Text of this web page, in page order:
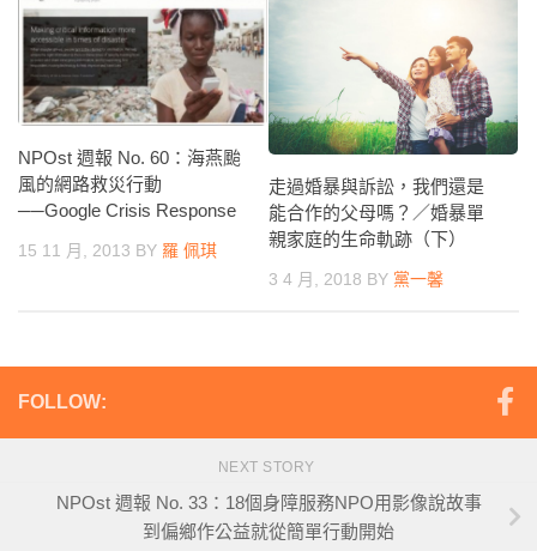
NPOst 週報 No. 60：海燕颱
風的網路救災行動
──Google Crisis Response
15 11 月, 2013 BY 羅 佩琪
走過婚暴與訴訟，我們還是
能合作的父母嗎？／婚暴單
親家庭的生命軌跡（下）
3 4 月, 2018 BY 黨一馨
FOLLOW:
NEXT STORY
NPOst 週報 No. 33：18個身障服務NPO用影像說故事
到偏鄉作公益就從簡單行動開始